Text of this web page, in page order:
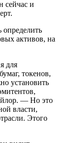
сейчас и
активов, на
для
токенов,
установить
— Но это
власти,
Этого